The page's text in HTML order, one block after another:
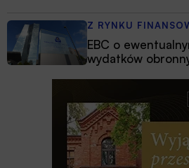
Z RYNKU
EBC o
wydatków